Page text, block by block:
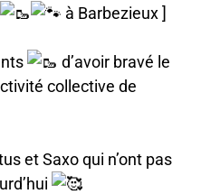
à Barbezieux ]
d’avoir bravé le
collective de
et Saxo qui n’ont pas